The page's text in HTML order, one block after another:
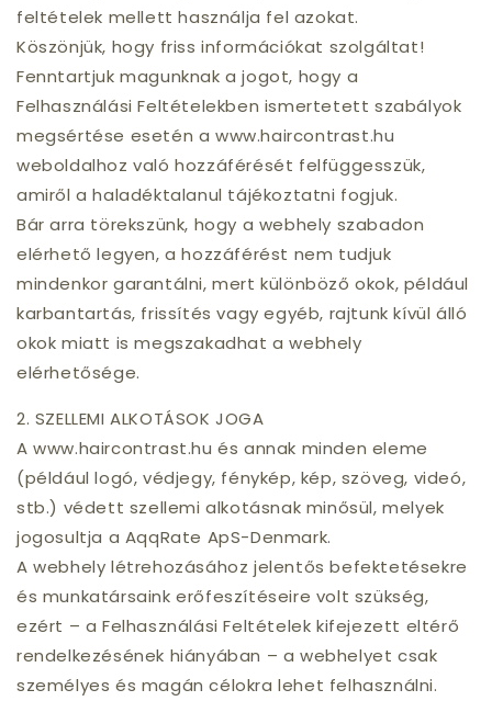
feltételek mellett használja fel azokat.
Köszönjük, hogy friss információkat szolgáltat!
Fenntartjuk magunknak a jogot, hogy a
Felhasználási Feltételekben ismertetett szabályok
megsértése esetén a www.haircontrast.hu
weboldalhoz való hozzáférését felfüggesszük,
amiről a haladéktalanul tájékoztatni fogjuk.
Bár arra törekszünk, hogy a webhely szabadon
elérhető legyen, a hozzáférést nem tudjuk
mindenkor garantálni, mert különböző okok, például
karbantartás, frissítés vagy egyéb, rajtunk kívül álló
okok miatt is megszakadhat a webhely
elérhetősége.
2. SZELLEMI ALKOTÁSOK JOGA
A www.haircontrast.hu és annak minden eleme
(például logó, védjegy, fénykép, kép, szöveg, videó,
stb.) védett szellemi alkotásnak minősül, melyek
jogosultja a AqqRate ApS-Denmark.
A webhely létrehozásához jelentős befektetésekre
és munkatársaink erőfeszítéseire volt szükség,
ezért – a Felhasználási Feltételek kifejezett eltérő
rendelkezésének hiányában – a webhelyet csak
személyes és magán célokra lehet felhasználni.